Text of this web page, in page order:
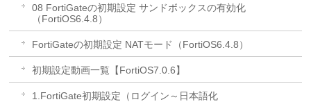
08 FortiGateの初期設定 サンドボックスの有効化
（FortiOS6.4.8）
FortiGateの初期設定 NATモード（FortiOS6.4.8）
初期設定動画一覧【FortiOS7.0.6】
1.FortiGate初期設定（ログイン～日本語化